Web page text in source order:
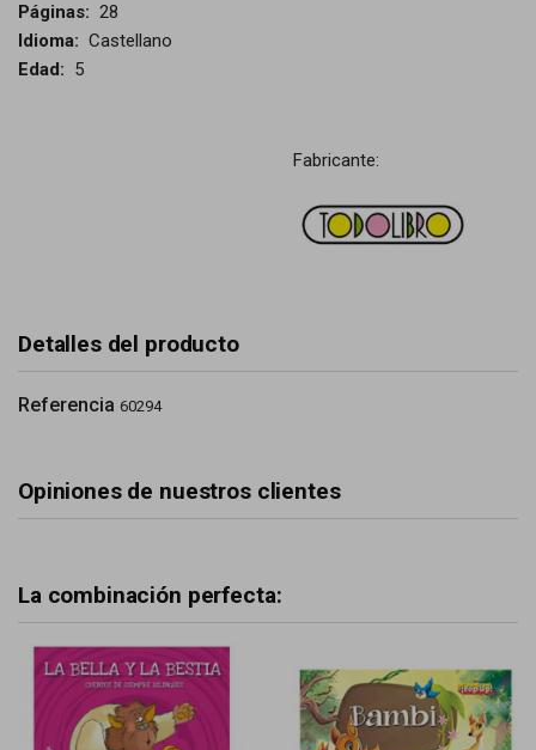
Páginas: 28
Idioma: Castellano
Edad: 5
Fabricante:
Detalles del producto
Referencia 60294
Opiniones de nuestros clientes
La combinación perfecta: